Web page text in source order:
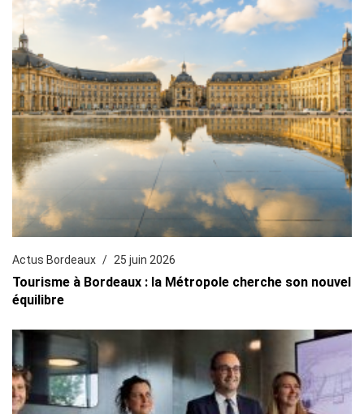
Actus Bordeaux 25 juin 2026
Tourisme à Bordeaux : la Métropole cherche son nouvel
équilibre